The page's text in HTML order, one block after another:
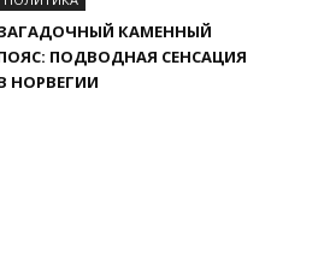
КАМЕННЫЙ
ПОДВОДНАЯ СЕНСАЦИЯ
НОРВЕГИИ